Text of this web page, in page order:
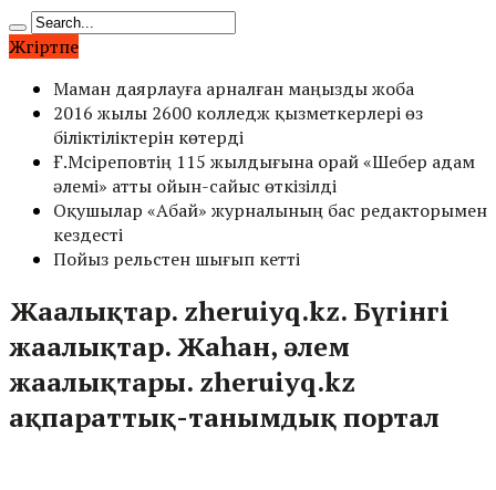
Жүгіртпе
Маман даярлауға арналған маңызды жоба
2016 жылы 2600 колледж қызметкерлері өз
біліктіліктерін көтерді
Ғ.Мүсіреповтің 115 жылдығына орай «Шебер адам
әлемі» атты ойын-сайыс өткізілді
Оқушылар «Абай» журналының бас редакторымен
кездесті
Пойыз рельстен шығып кетті
Жаңалықтар. zheruiyq.kz. Бүгінгі
жаңалықтар. Жаһан, әлем
жаңалықтары. zheruiyq.kz
ақпараттық-танымдық портал